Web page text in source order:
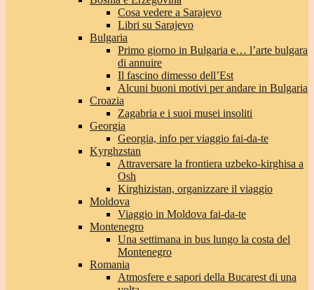
Cosa vedere a Sarajevo
Libri su Sarajevo
Bulgaria
Primo giorno in Bulgaria e… l’arte bulgara
di annuire
Il fascino dimesso dell’Est
Alcuni buoni motivi per andare in Bulgaria
Croazia
Zagabria e i suoi musei insoliti
Georgia
Georgia, info per viaggio fai-da-te
Kyrghzstan
Attraversare la frontiera uzbeko-kirghisa a
Osh
Kirghizistan, organizzare il viaggio
Moldova
Viaggio in Moldova fai-da-te
Montenegro
Una settimana in bus lungo la costa del
Montenegro
Romania
Atmosfere e sapori della Bucarest di una